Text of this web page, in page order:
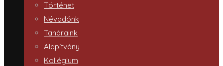
Történet
Névadónk
Tanáraink
Alapítvány
Kollégium